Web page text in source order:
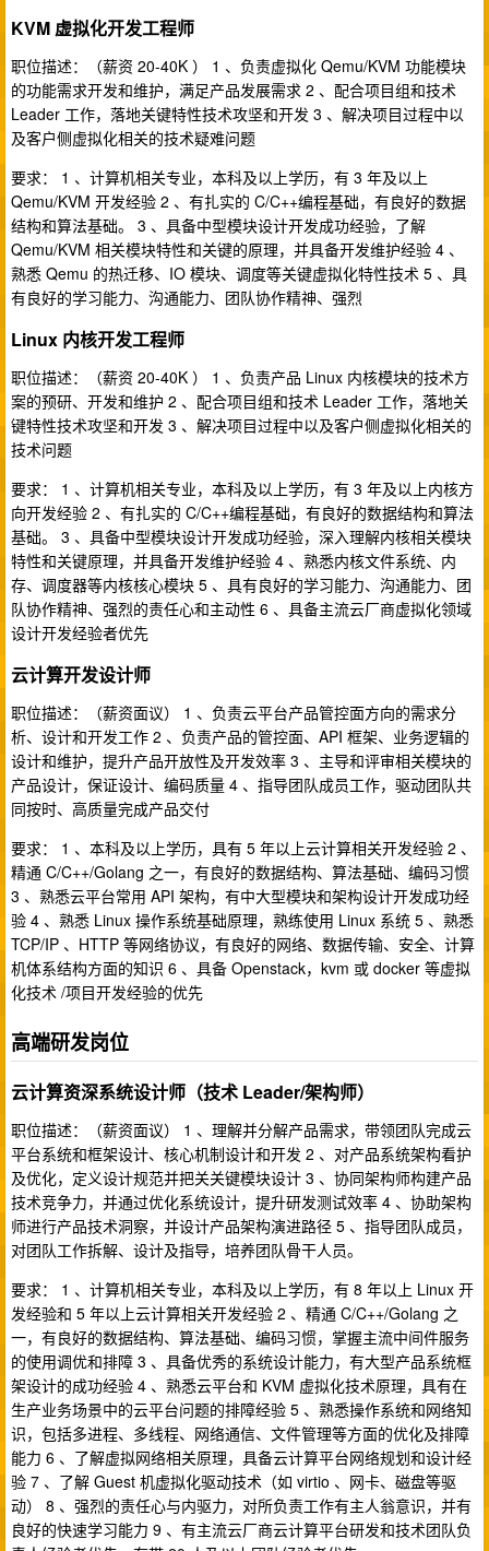
KVM 虚拟化开发工程师
职位描述：（薪资 20-40K ） 1 、负责虚拟化 Qemu/KVM 功能模块
的功能需求开发和维护，满足产品发展需求 2 、配合项目组和技术
Leader 工作，落地关键特性技术攻坚和开发 3 、解决项目过程中以
及客户侧虚拟化相关的技术疑难问题
要求： 1 、计算机相关专业，本科及以上学历，有 3 年及以上
Qemu/KVM 开发经验 2 、有扎实的 C/C++编程基础，有良好的数据
结构和算法基础。 3 、具备中型模块设计开发成功经验，了解
Qemu/KVM 相关模块特性和关键的原理，并具备开发维护经验 4 、
熟悉 Qemu 的热迁移、IO 模块、调度等关键虚拟化特性技术 5 、具
有良好的学习能力、沟通能力、团队协作精神、强烈
Linux 内核开发工程师
职位描述：（薪资 20-40K ） 1 、负责产品 Linux 内核模块的技术方
案的预研、开发和维护 2 、配合项目组和技术 Leader 工作，落地关
键特性技术攻坚和开发 3 、解决项目过程中以及客户侧虚拟化相关的
技术问题
要求： 1 、计算机相关专业，本科及以上学历，有 3 年及以上内核方
向开发经验 2 、有扎实的 C/C++编程基础，有良好的数据结构和算法
基础。 3 、具备中型模块设计开发成功经验，深入理解内核相关模块
特性和关键原理，并具备开发维护经验 4 、熟悉内核文件系统、内
存、调度器等内核核心模块 5 、具有良好的学习能力、沟通能力、团
队协作精神、强烈的责任心和主动性 6 、具备主流云厂商虚拟化领域
设计开发经验者优先
云计算开发设计师
职位描述：（薪资面议） 1 、负责云平台产品管控面方向的需求分
析、设计和开发工作 2 、负责产品的管控面、API 框架、业务逻辑的
设计和维护，提升产品开放性及开发效率 3 、主导和评审相关模块的
产品设计，保证设计、编码质量 4 、指导团队成员工作，驱动团队共
同按时、高质量完成产品交付
要求： 1 、本科及以上学历，具有 5 年以上云计算相关开发经验 2 、
精通 C/C++/Golang 之一，有良好的数据结构、算法基础、编码习惯
3 、熟悉云平台常用 API 架构，有中大型模块和架构设计开发成功经
验 4 、熟悉 Linux 操作系统基础原理，熟练使用 Linux 系统 5 、熟悉
TCP/IP 、HTTP 等网络协议，有良好的网络、数据传输、安全、计算
机体系结构方面的知识 6 、具备 Openstack，kvm 或 docker 等虚拟
化技术 /项目开发经验的优先
高端研发岗位
云计算资深系统设计师（技术 Leader/架构师）
职位描述：（薪资面议） 1 、理解并分解产品需求，带领团队完成云
平台系统和框架设计、核心机制设计和开发 2 、对产品系统架构看护
及优化，定义设计规范并把关关键模块设计 3 、协同架构师构建产品
技术竞争力，并通过优化系统设计，提升研发测试效率 4 、协助架构
师进行产品技术洞察，并设计产品架构演进路径 5 、指导团队成员，
对团队工作拆解、设计及指导，培养团队骨干人员。
要求： 1 、计算机相关专业，本科及以上学历，有 8 年以上 Linux 开
发经验和 5 年以上云计算相关开发经验 2 、精通 C/C++/Golang 之
一，有良好的数据结构、算法基础、编码习惯，掌握主流中间件服务
的使用调优和排障 3 、具备优秀的系统设计能力，有大型产品系统框
架设计的成功经验 4 、熟悉云平台和 KVM 虚拟化技术原理，具有在
生产业务场景中的云平台问题的排障经验 5 、熟悉操作系统和网络知
识，包括多进程、多线程、网络通信、文件管理等方面的优化及排障
能力 6 、了解虚拟网络相关原理，具备云计算平台网络规划和设计经
验 7 、了解 Guest 机虚拟化驱动技术（如 virtio 、网卡、磁盘等驱
动） 8 、强烈的责任心与内驱力，对所负责工作有主人翁意识，并有
良好的快速学习能力 9 、有主流云厂商云计算平台研发和技术团队负